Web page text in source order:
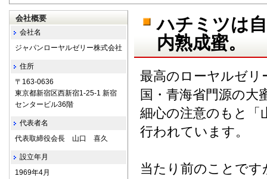
ハチミツは
内熟成蜜。
最高のローヤルゼリ
国・青海省門源の大
細心の注意のもと「
行われています。
当たり前のことで
会社概要
会社名
ジャパンローヤルゼリー株式会社
住所
〒163-0636
東京都新宿区西新宿1-25-1 新宿
センタービル36階
代表者名
代表取締役会長 山口 喜久
設立年月
1969年4月